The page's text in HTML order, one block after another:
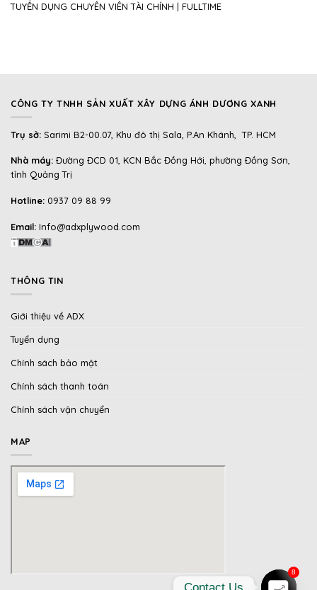
TUYỂN DỤNG CHUYÊN VIÊN TÀI CHÍNH | FULLTIME
CÔNG TY TNHH SẢN XUẤT XÂY DỰNG ÁNH DƯƠNG XANH
Trụ sở: Sarimi B2-00.07, Khu đô thị Sala, P.An Khánh, TP. HCM
Nhà máy: Đường ĐCD 01, KCN Bắc Đồng Hới, phường Đồng Sơn,
tỉnh Quảng Trị
Hotline: 0937 09 88 99
Email: Info@adxplywood.com
THÔNG TIN
Giới thiệu về ADX
Tuyển dụng
Chính sách bảo mật
Chính sách thanh toán
Chính sách vận chuyển
MAP
Contact Us
8